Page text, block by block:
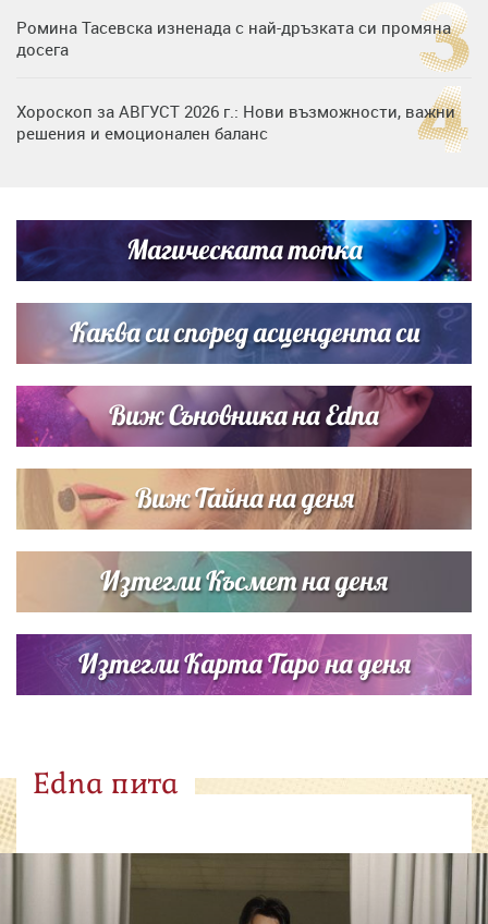
Ромина Тасевска изненада с най-дръзката си промяна
досега
Хороскоп за АВГУСТ 2026 г.: Нови възможности, важни
решения и емоционален баланс
си деца на семейна морска приказка
Звездна ваканция в Майорка: Дженифър Анистън,
Кортни Кокс и Джим Къртис заедно на яхта
Магическата топка
Каква си според асцендента си
Виж Съновника на Edna
Виж Тайна на деня
Изтегли Късмет на деня
Изтегли Карта Таро на деня
Edna пита